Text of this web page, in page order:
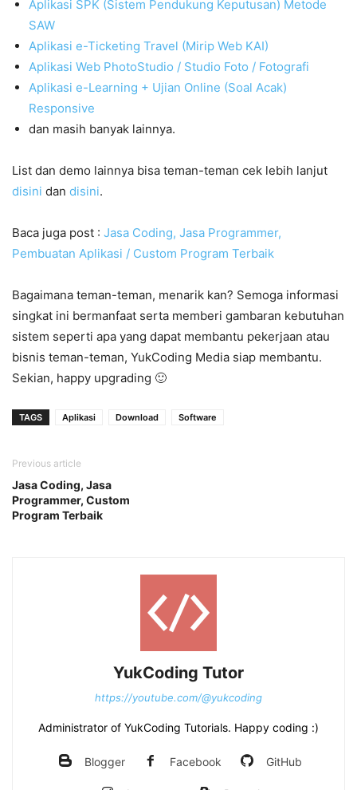
Aplikasi SPK (Sistem Pendukung Keputusan) Metode
SAW
Aplikasi e-Ticketing Travel (Mirip Web KAI)
Aplikasi Web PhotoStudio / Studio Foto / Fotografi
Aplikasi e-Learning + Ujian Online (Soal Acak)
Responsive
dan masih banyak lainnya.
List dan demo lainnya bisa teman-teman cek lebih lanjut
disini dan disini.
Baca juga post : Jasa Coding, Jasa Programmer,
Pembuatan Aplikasi / Custom Program Terbaik
Bagaimana teman-teman, menarik kan? Semoga informasi
singkat ini bermanfaat serta memberi gambaran kebutuhan
sistem seperti apa yang dapat membantu pekerjaan atau
bisnis teman-teman, YukCoding Media siap membantu.
Sekian, happy upgrading 🙂
TAGS Aplikasi Download Software
Previous article
Jasa Coding, Jasa
Programmer, Custom
Program Terbaik
YukCoding Tutor
https://youtube.com/@yukcoding
Administrator of YukCoding Tutorials. Happy coding :)
Blogger Facebook GitHub